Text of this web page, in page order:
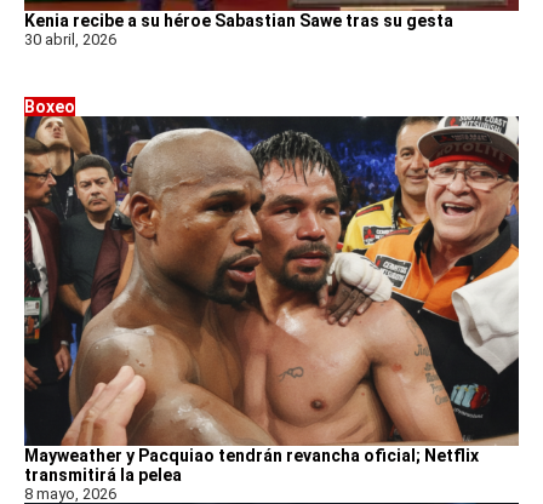
Kenia recibe a su héroe Sabastian Sawe tras su gesta
30 abril, 2026
Boxeo
Mayweather y Pacquiao tendrán revancha oficial; Netflix
transmitirá la pelea
8 mayo, 2026